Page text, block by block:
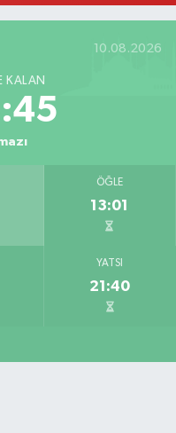
10.08.2026
KALAN
ÖĞLE
13:01
YATSI
21:40